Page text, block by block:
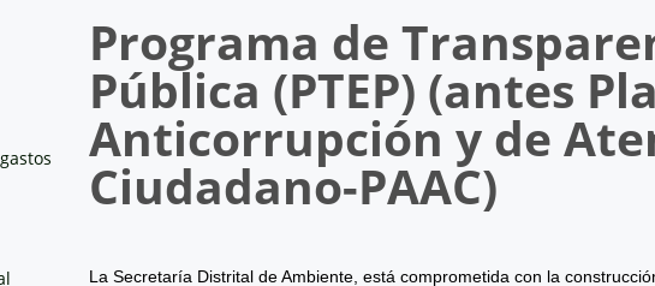
Programa de
Pública (PTEP) (antes
Anticorrupción y de
Ciudadano-PAAC)
La Secretaría Distrital de Ambiente, está comprometida con la